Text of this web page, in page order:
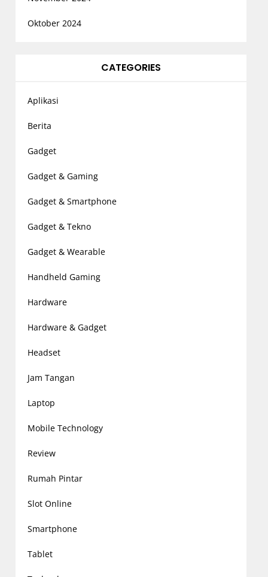
Oktober 2024
CATEGORIES
Aplikasi
Berita
Gadget
Gadget & Gaming
Gadget & Smartphone
Gadget & Tekno
Gadget & Wearable
Handheld Gaming
Hardware
Hardware & Gadget
Headset
Jam Tangan
Laptop
Mobile Technology
Review
Rumah Pintar
Slot Online
Smartphone
Tablet